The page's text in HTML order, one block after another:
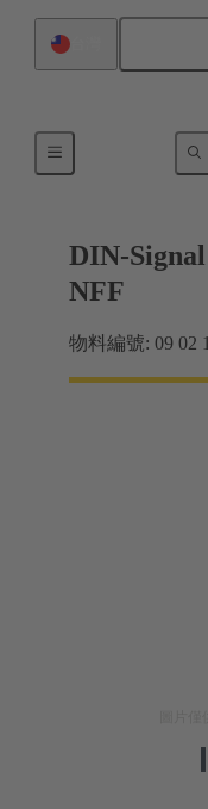
主機板到子插
DIN-
NFF
物料編號: 09 02